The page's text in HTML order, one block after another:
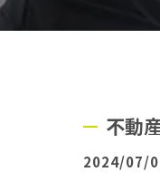
不動
2024/07/